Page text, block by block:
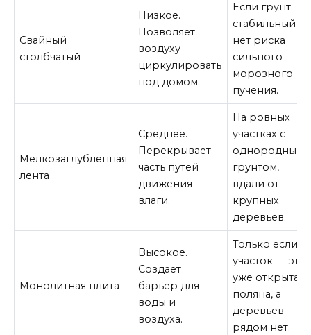
Свайный
столбчатый
Низкое.
Позволяет
воздуху
циркулировать
под домом.
Если грунт
стабильный и
нет риска
сильного
морозного
пучения.
Мелкозаглубленная
лента
Среднее.
Перекрывает
часть путей
движения
влаги.
На ровных
участках с
однородным
грунтом,
вдали от
крупных
деревьев.
Монолитная плита
Высокое.
Создает
барьер для
воды и
воздуха.
Только если
участок — это
уже открытая
поляна, а
деревьев
рядом нет.